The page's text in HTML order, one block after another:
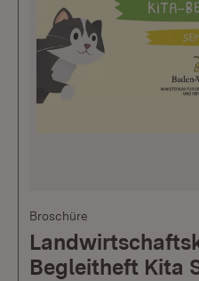
Broschüre
Begleitheft Kita